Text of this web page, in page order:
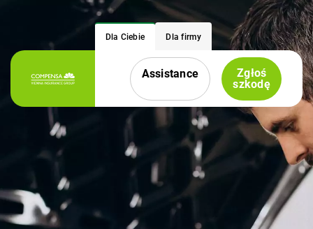
Dla Ciebie Dla firmy
Menu nawigacyjne
Assistance
Zgłoś
szkodę